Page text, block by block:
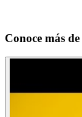
Conoce más de